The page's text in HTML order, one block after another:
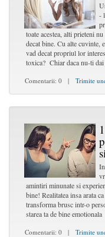
-
toate acestea, alti prieteni
decat bine. Cu alte
vad decat propriul lor
toxica? Chiar daca nu-ti dai
Comentarii: 0 | Trimite
amintiri minunate si
bine! Realitatea insa arata
transforma brusc intr-o
starea ta de bine emotionala
Comentarii: 0 | Trimite